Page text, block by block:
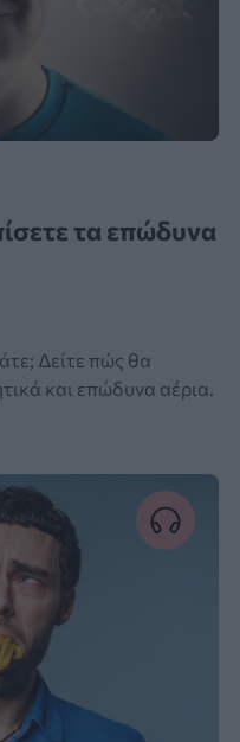
τα επώδυνα
Δείτε πώς θα
και επώδυνα αέρια.